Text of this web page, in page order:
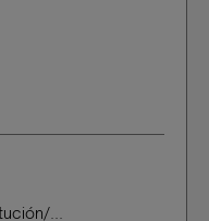
...